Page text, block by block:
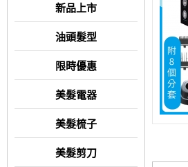
新品上市
油頭髮型
限時優惠
美髮電器
美髮梳子
美髮剪刀